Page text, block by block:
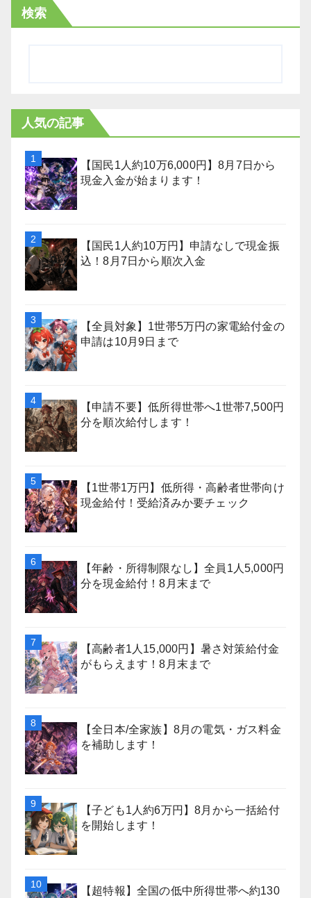
検索
人気の記事
【国民1人約10万6,000円】8月7日から
現金入金が始まります！
【国民1人約10万円】申請なしで現金振
込！8月7日から順次入金
【全員対象】1世帯5万円の家電給付金の
申請は10月9日まで
【申請不要】低所得世帯へ1世帯7,500円
分を順次給付します！
【1世帯1万円】低所得・高齢者世帯向け
現金給付！受給済みか要チェック
【年齢・所得制限なし】全員1人5,000円
分を現金給付！8月末まで
【高齢者1人15,000円】暑さ対策給付金
がもらえます！8月末まで
【全日本/全家族】8月の電気・ガス料金
を補助します！
【子ども1人約6万円】8月から一括給付
を開始します！
【超特報】全国の低中所得世帯へ約130